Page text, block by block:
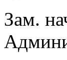
Зам.